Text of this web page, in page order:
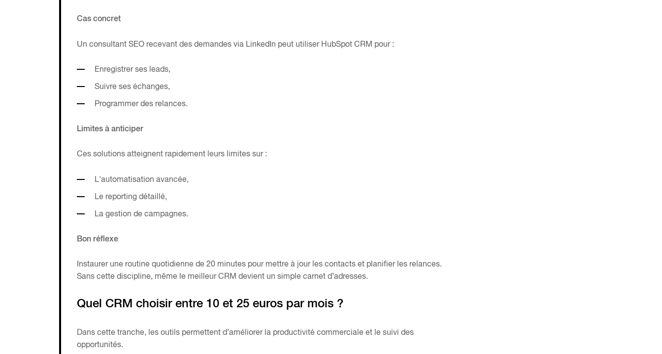
Cas concret
Un consultant SEO recevant des demandes via LinkedIn peut utiliser HubSpot CRM pour :
Enregistrer ses leads,
Suivre ses échanges,
Programmer des relances.
Limites à anticiper
Ces solutions atteignent rapidement leurs limites sur :
L'automatisation avancée,
Le reporting détaillé,
La gestion de campagnes.
Bon réflexe
Instaurer une routine quotidienne de 20 minutes pour mettre à jour les contacts et planifier les relances.
Sans cette discipline, même le meilleur CRM devient un simple carnet d’adresses.
Quel CRM choisir entre 10 et 25 euros par mois ?
Dans cette tranche, les outils permettent d’améliorer la productivité commerciale et le suivi des
opportunités.